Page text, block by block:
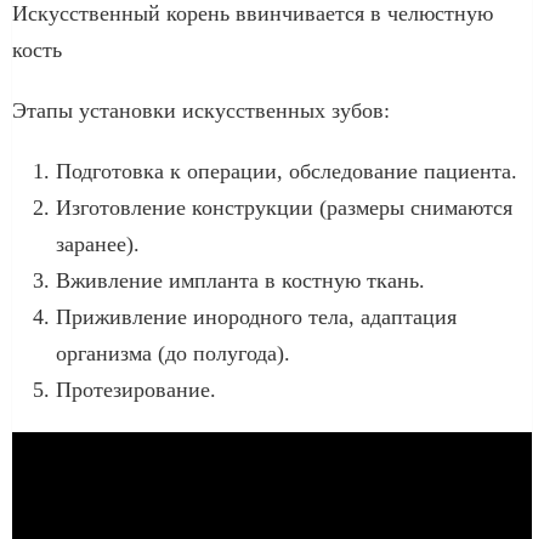
Искусственный корень ввинчивается в челюстную
кость
Этапы установки искусственных зубов:
Подготовка к операции, обследование пациента.
Изготовление конструкции (размеры снимаются
заранее).
Вживление импланта в костную ткань.
Приживление инородного тела, адаптация
организма (до полугода).
Протезирование.